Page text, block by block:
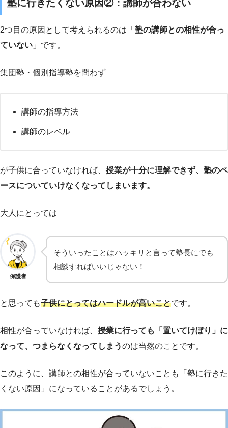
塾に行きたくない原因②：講師が合わない
2つ目の原因として考えられるのは「 塾の講師との相性が合っ
ていない 」です。
集団塾・個別指導塾を問わず
講師の指導方法
講師のレベル
が子供に合っていなければ、 授業が十分に理解できず、塾のペ
ースについていけなくなってしまいます。
大人にとっては
保護者
そういったことはハッキリと言って塾長にでも
相談すればいいじゃない！
と思っても子供にとってはハードルが高いことです。
相性が合っていなければ、 授業に行っても「置いてけぼり」に
なって、つまらなくなってしまうのは当然のことです。
このように、講師との相性が合っていないことも「塾に行きた
くない原因」になっていることがあるでしょう。